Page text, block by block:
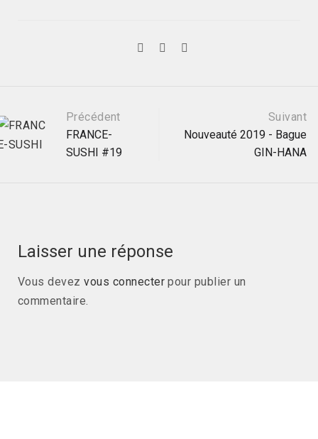
Précédent
FRANCE-
SUSHI #19
Suivant
Nouveauté 2019 - Bague
GIN-HANA
Laisser une réponse
Vous devezvous connecter pour publier un
commentaire.